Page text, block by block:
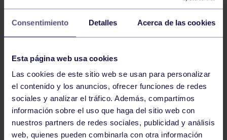
Consentimiento Detalles Acerca de las cookies
Esta página web usa cookies
Las cookies de este sitio web se usan para personalizar
el contenido y los anuncios, ofrecer funciones de redes
sociales y analizar el tráfico. Además, compartimos
información sobre el uso que haga del sitio web con
nuestros partners de redes sociales, publicidad y análisis
web, quienes pueden combinarla con otra información
El sábado en jornada de tarde y el domingo de
mañana se celebró en el Palacio de los Deportes de
Oviedo el Campeonato de Asturias Cadete y Juvenil de
PC conjuntamente con un Control Federativo, en
donde los atletas de nuestro club obtuvieron un total
de 11 medallas y 2 mejores marcas de Asturias en PC.